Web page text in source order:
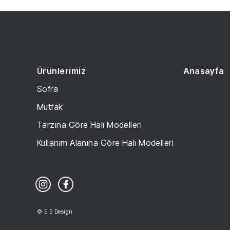
Ürünlerimiz
Sofra
Mutfak
Tarzına Göre Halı Modelleri
Kullanım Alanına Göre Halı Modelleri
Anasayfa
© E.E Design